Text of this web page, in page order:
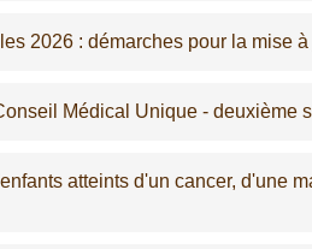
2026 : démarches pour la mise
Médical Unique - deuxième
atteints d'un cancer, d'une